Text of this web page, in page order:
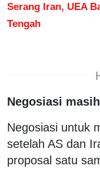
Serang Iran, UEA
Tengah
Negosiasi
Negosiasi untuk
setelah AS dan
proposal satu